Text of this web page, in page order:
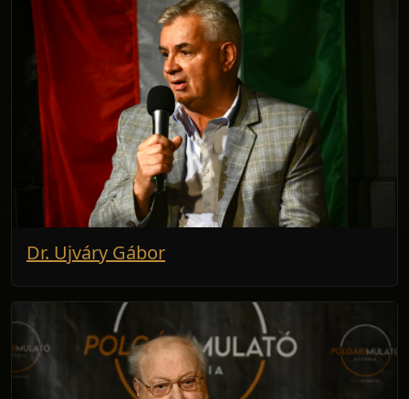
Dr. Ujváry Gábor